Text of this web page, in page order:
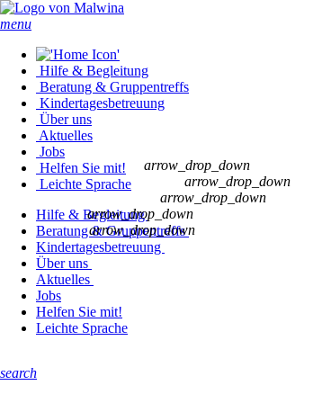
menu
Hilfe & Begleitung
Beratung & Gruppentreffs
Kindertages­betreuung
Über uns
Aktuelles
Jobs
Helfen Sie mit!
Leichte Sprache
Hilfe & Begleitung
arrow_drop_down
Beratung & Gruppentreffs
arrow_drop_down
Kindertages­betreuung
arrow_drop_down
Über uns
arrow_drop_down
Aktuelles
arrow_drop_down
Jobs
Helfen Sie mit!
Leichte Sprache
search